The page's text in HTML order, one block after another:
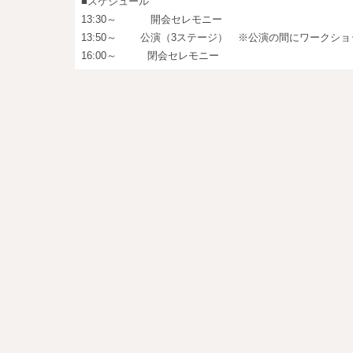
13:30～ 開会セレモニー
13:50～ 公演（3ステージ） ※公演の間にワークショ
16:00～ 閉会セレモニー